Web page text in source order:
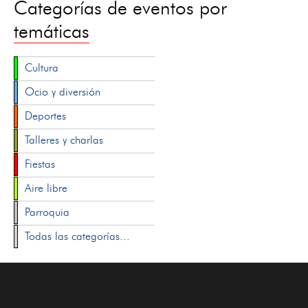
Categorías de eventos por
temáticas
Cultura
Ocio y diversión
Deportes
Talleres y charlas
Fiestas
Aire libre
Parroquia
Todas las categorías...